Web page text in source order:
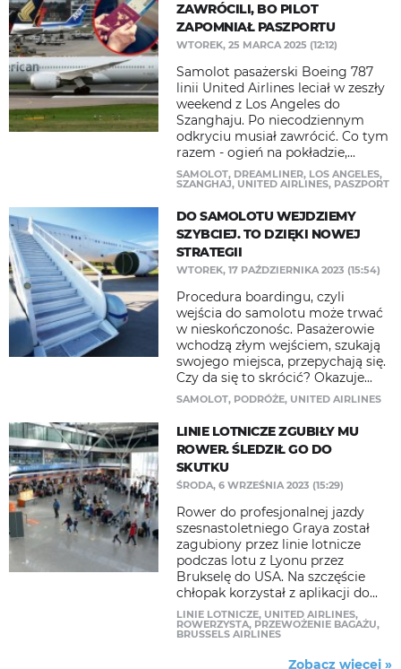
ZAWRÓCILI, BO PILOT
ZAPOMNIAŁ PASZPORTU
WTOREK, 25 MARCA 2025 (12:12)
Samolot pasażerski Boeing 787
linii United Airlines leciał w zeszły
weekend z Los Angeles do
Szanghaju. Po niecodziennym
odkryciu musiał zawrócić. Co tym
razem - ogień na pokładzie,...
SAMOLOT, DREAMLINER, LOS ANGELES,
SZANGHAJ, UNITED AIRLINES, PASZPORT
DO SAMOLOTU WEJDZIEMY
SZYBCIEJ. TO DZIĘKI NOWEJ
STRATEGII
WTOREK, 17 PAŹDZIERNIKA 2023 (15:54)
Procedura boardingu, czyli
wejścia do samolotu może trwać
w nieskończonośc. Pasażerowie
wchodzą złym wejściem, szukają
swojego miejsca, przepychają się.
Czy da się to skrócić? Okazuje...
SAMOLOT, PODRÓŻE, UNITED AIRLINES
LINIE LOTNICZE ZGUBIŁY MU
ROWER. ŚLEDZIŁ GO DO
SKUTKU
ŚRODA, 6 WRZEŚNIA 2023 (15:29)
Rower do profesjonalnej jazdy
szesnastoletniego Graya został
zagubiony przez linie lotnicze
podczas lotu z Lyonu przez
Brukselę do USA. Na szczęście
chłopak korzystał z aplikacji do...
LINIE LOTNICZE, UNITED AIRLINES,
ROWERZYSTA, PRZEWOŻENIE BAGAŻU,
BRUSSELS AIRLINES
Zobacz więcej »